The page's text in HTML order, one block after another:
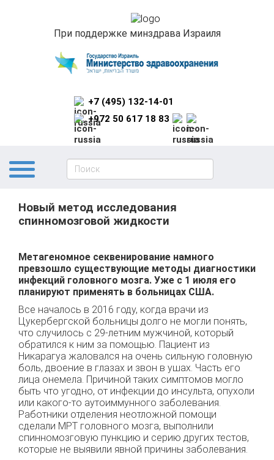
При поддержке минздрава Израиля
+7 (495) 132-14-01
+972 50 617 18 83
Новый метод исследования
спинномозговой жидкости
Метагеномное секвенирование намного
превзошло существующие методы диагностики
инфекций головного мозга. Уже с 1 июля его
планируют применять в больницах США.
Все началось в 2016 году, когда врачи из
Цукербергской больницы долго не могли понять,
что случилось с 29-летним мужчиной, который
обратился к ним за помощью. Пациент из
Никарагуа жаловался на очень сильную головную
боль, двоение в глазах и звон в ушах. Часть его
лица онемела. Причиной таких симптомов могло
быть что угодно, от инфекции до инсульта, опухоли
или какого-то аутоиммунного заболевания.
Работники отделения неотложной помощи
сделали МРТ головного мозга, выполнили
спинномозговую пункцию и серию других тестов,
которые не выявили явной причины заболевания.